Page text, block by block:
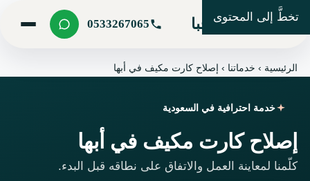
تخطَّ إلى المحتوى
شركة مرحبا 0533267065
الرئيسية › خدماتنا ›إصلاح كارت مكيف في أبها
خدمة احترافية في السعودية
إصلاح كارت مكيف في أبها
كلّمنا لمعاينة العمل والاتفاق على نطاقه قبل البدء.